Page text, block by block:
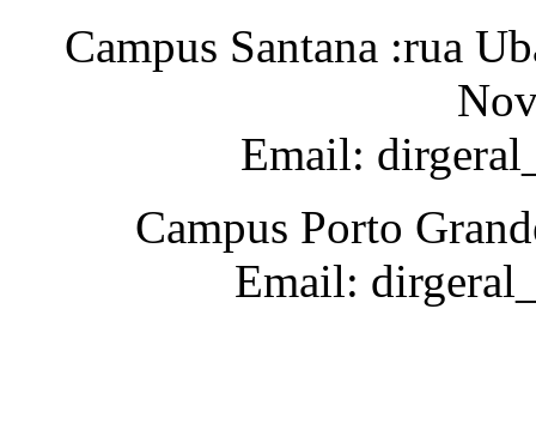
Campus Santana :rua
Email:
Campus Porto
Email: